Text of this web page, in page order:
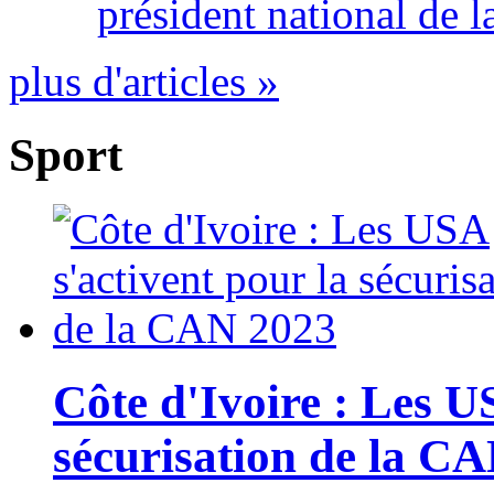
président national de
plus d'articles »
Sport
Côte d'Ivoire : Les
sécurisation de la